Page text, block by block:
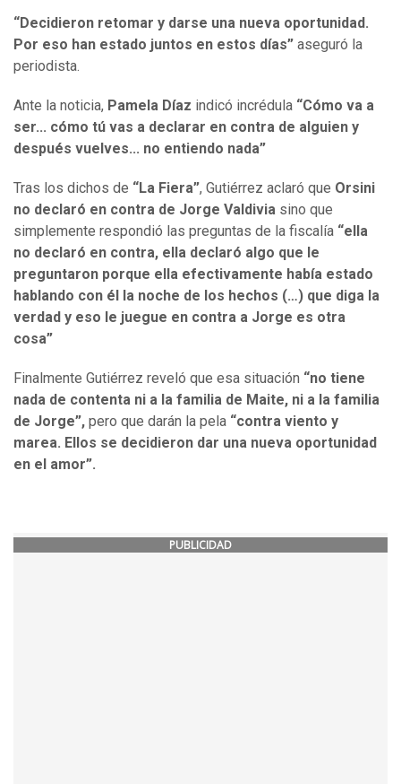
“Decidieron retomar y darse una nueva oportunidad.
Por eso han estado juntos en estos días” aseguró la
periodista.
Ante la noticia, Pamela Díaz indicó incrédula “Cómo va a
ser... cómo tú vas a declarar en contra de alguien y
después vuelves... no entiendo nada”
Tras los dichos de “La Fiera”, Gutiérrez aclaró que Orsini
no declaró en contra de Jorge Valdivia sino que
simplemente respondió las preguntas de la fiscalía “ella
no declaró en contra, ella declaró algo que le
preguntaron porque ella efectivamente había estado
hablando con él la noche de los hechos (…) que diga la
verdad y eso le juegue en contra a Jorge es otra
cosa”
Finalmente Gutiérrez reveló que esa situación “no tiene
nada de contenta ni a la familia de Maite, ni a la familia
de Jorge”, pero que darán la pela “contra viento y
marea. Ellos se decidieron dar una nueva oportunidad
en el amor”.
PUBLICIDAD